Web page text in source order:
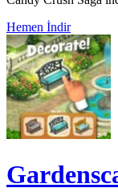
Hemen İndir